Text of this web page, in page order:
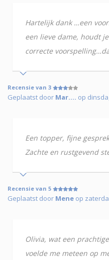
Hartelijk dank …een
een lieve dame, houdt
correcte
Recensie van 3
Geplaatst door Mar…. op
Een topper, fijne
Zachte en rustgevend
Recensie van 5
Geplaatst door Mene op
Olivia, wat een
voelde me meteen op